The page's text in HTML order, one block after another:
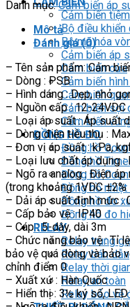
Cảm biến
Bộ điều khiển
Bộ mã hóa
Cảm biến áp
Cảm biến cửa
Cảm biến
Cảm biến
Cảm biến sợi
Cảm biến
ĐỒNG HỒ ĐO
Đồng hồ
Đồng hồ
Đồng hồ
Đồng hồ
Đồng hồ đo
Đồng hồ đo
RELAY
Relay trung
Relay bán dẫn
Relay thời
Relay an toàn
Relay bảo vệ
Danh mục:Cảm biến áp
Mô tả
Đánh giá (0)
– Tên sản phẩm: Cảm
– Dòng : PSB
– Hình dáng : Dẹp, nhỏ
– Nguồn cấp : 12-24VDC
– Loại áp suất : Áp suất
– Dòng điện tiêu thụ :
– Đơn vị áp suất : kPa,
– Loại lưu chất áp dụng :
– Ngõ ra analog : Điện
(trong khoảng 1VDC ±2%
– Dải áp suất định mức :
– Cấp bảo vệ : IP40
– Cáp : 5-dây, dài 3m
– Chức năng bảo vệ : Tỉ
bảo vệ quá dòng và bảo
chỉnh điểm 0
– Xuất xứ : Hàn Quốc
– Hiển thị : 3½ ký số,